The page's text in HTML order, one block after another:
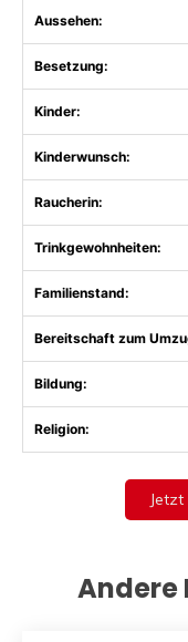
Aussehen:
Besetzung:
Kinder:
Kinderwunsch:
Raucherin:
Trinkgewohnheiten:
Familienstand:
Bereitschaft zum
Bildung:
Religion:
Andere